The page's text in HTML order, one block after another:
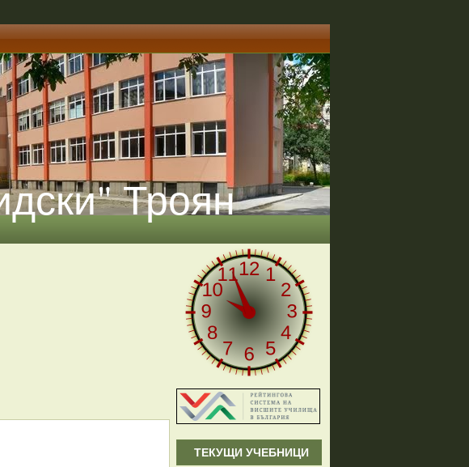
Троян
ТЕКУЩИ УЧЕБНИЦИ